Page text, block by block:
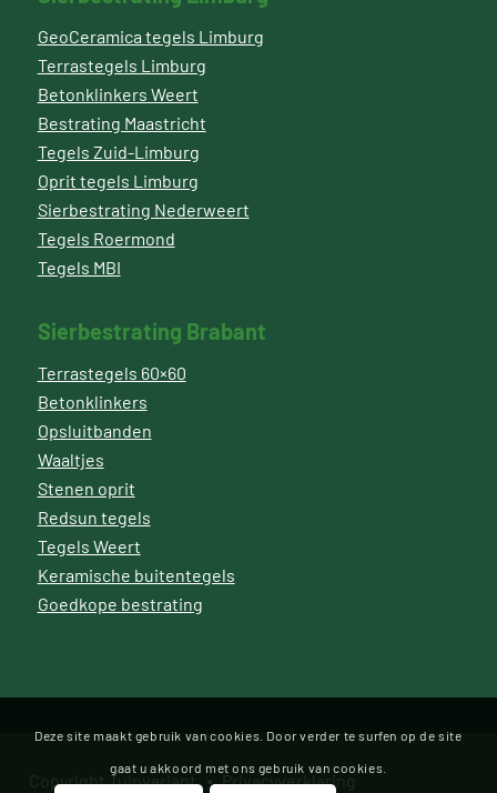
GeoCeramica tegels Limburg
Terrastegels Limburg
Betonklinkers Weert
Bestrating Maastricht
Tegels Zuid-Limburg
Oprit tegels Limburg
Sierbestrating Nederweert
Tegels Roermond
Tegels MBI
Sierbestrating Brabant
Terrastegels 60×60
Betonklinkers
Opsluitbanden
Waaltjes
Stenen oprit
Redsun tegels
Tegels Weert
Keramische buitentegels
Goedkope bestrating
Copyright Tuinvariant Privacyverklaring
Deze site maakt gebruik van cookies. Door verder te surfen op de site
gaat u akkoord met ons gebruik van cookies.